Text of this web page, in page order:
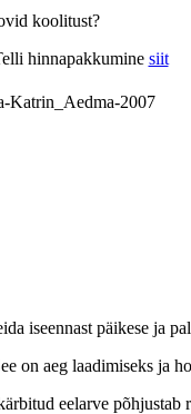
koolitust?
hinnapakkumine siit
iseennast päikese ja
on aeg laadimiseks ja
eelarve